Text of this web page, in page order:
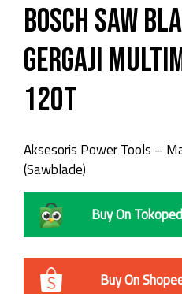
Bosch Saw
Gergaji
120T
Aksesoris Power Tools –
(Sawblade)
Buy On
Buy On